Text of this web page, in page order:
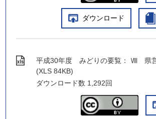
ダウンロード
平成30年度 みどりの要覧： Ⅷ 県
(XLS 84KB)
ダウンロード数 1,292回